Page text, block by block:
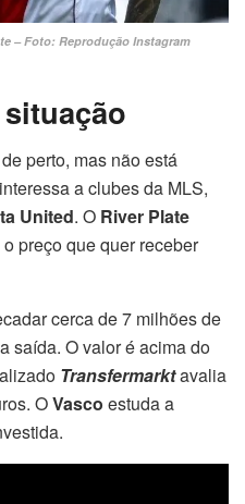
– Foto: Reprodução Instagram
perto, mas não está
a clubes da MLS,
United. O River Plate
preço que quer receber
cerca de 7 milhões de
saída. O valor é acima do
Transfermarktavalia
OVasco estuda a